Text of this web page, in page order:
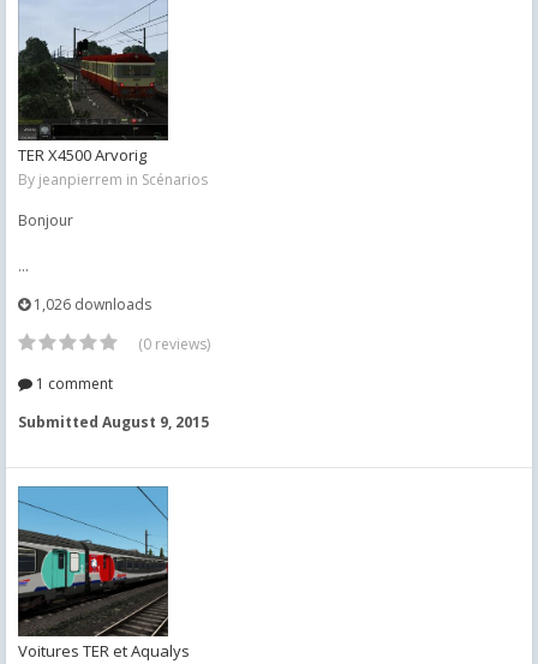
TER X4500 Arvorig
By jeanpierrem in Scénarios
Bonjour
...
1,026 downloads
(0 reviews)
1 comment
Submitted August 9, 2015
Voitures TER et Aqualys